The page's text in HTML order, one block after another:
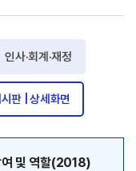
인사·회계·재정
판 | 상세화면
여 및 역할(2018)